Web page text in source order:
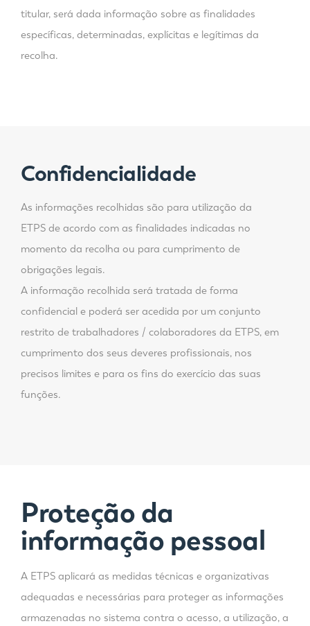
titular, será dada informação sobre as finalidades
específicas, determinadas, explícitas e legítimas da
recolha.
Confidencialidade
As informações recolhidas são para utilização da
ETPS de acordo com as finalidades indicadas no
momento da recolha ou para cumprimento de
obrigações legais.
A informação recolhida será tratada de forma
confidencial e poderá ser acedida por um conjunto
restrito de trabalhadores / colaboradores da ETPS, em
cumprimento dos seus deveres profissionais, nos
precisos limites e para os fins do exercício das suas
funções.
Proteção da
informação pessoal
A ETPS aplicará as medidas técnicas e organizativas
adequadas e necessárias para proteger as informações
armazenadas no sistema contra o acesso, a utilização, a